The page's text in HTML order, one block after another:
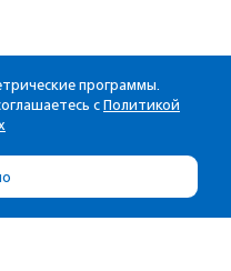
программы.
с Политикой